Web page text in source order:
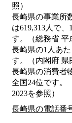
照）
長崎県の事業所
は619,313人で
す。（総務省 平
長崎県の1人あ
す。（内閣府 県
長崎県の消費者
全国24位です。
2023を参照）
長崎県の電話番